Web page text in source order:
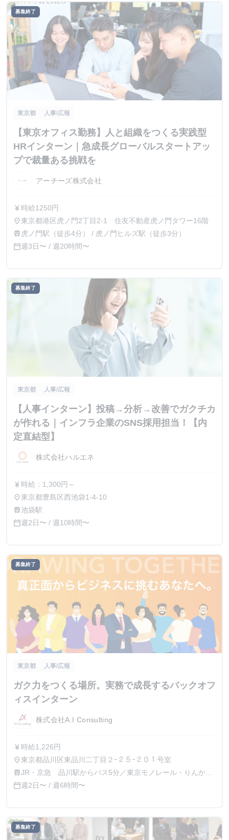
募集終了
東京都 人事/広報
【東京オフィス勤務】人と組織をつくる実践型
HRインターン｜急成長グローバルスタートアッ
プで裁量ある挑戦を
アーチーズ株式会社
currency_yen 時給1250円
place東京都港区虎ノ門2丁目2-1 住友不動産虎ノ門タワー16階
train 虎ノ門駅（徒歩4分） / 虎ノ門ヒルズ駅（徒歩3分）
calendar_today週3日〜 / 週20時間〜
募集終了
東京都 人事/広報
【人事インターン】投稿→分析→改善でガクチカ
が作れる｜インフラ企業のSNS採用担当！【内
定直結型】
株式会社ハルエネ
currency_yen 時給：1,300円～
place東京都豊島区西池袋1-4-10
train池袋駅
calendar_today週2日〜 / 週10時間〜
募集終了
東京都 人事/広報
ガク力をつくる場所。実務で成長するバックオフ
ィスインターン
株式会社A.I Consulting
currency_yen 時給1,226円
place東京都品川区東品川二丁目２ｰ２５ｰ２０１号室
trainJR・京急 品川駅からバス5分／東京モノレール・りんかい
線 天王洲アイル駅 徒歩5分
calendar_today週2日〜 / 週6時間〜
募集終了